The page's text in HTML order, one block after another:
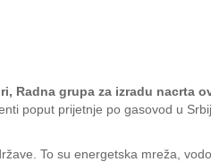
grupa za izradu nacrta
poput prijetnje po gasovod u
To su energetska mreža,